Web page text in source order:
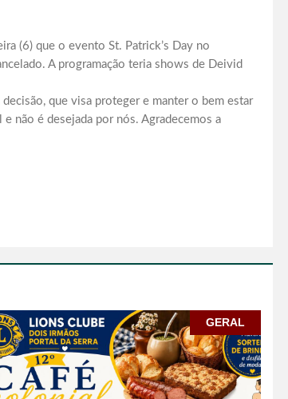
(6) que o evento St. Patrick’s Day no
A programação teria shows de Deivid
que visa proteger e manter o bem estar
não é desejada por nós. Agradecemos a
GERAL